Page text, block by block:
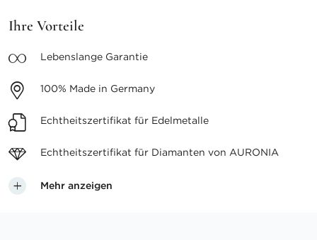
Ihre Vorteile
Lebenslange Garantie
100% Made in Germany
Echtheitszertifikat für Edelmetalle
Echtheitszertifikat für Diamanten von AURONIA
Mehr anzeigen